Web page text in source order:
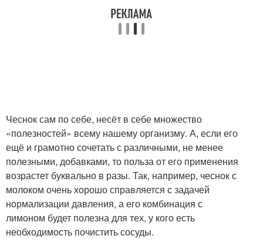
Чеснок сам по себе, несёт в себе множество
«полезностей» всему нашему организму. А, если его
ещё и грамотно сочетать с различными, не менее
полезными, добавками, то польза от его применения
возрастет буквально в разы. Так, например, чеснок с
молоком очень хорошо справляется с задачей
нормализации давления, а его комбинация с
лимоном будет полезна для тех, у кого есть
необходимость почистить сосуды.